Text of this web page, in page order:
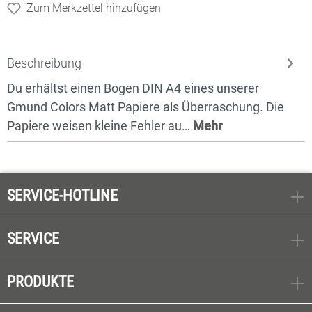
Zum Merkzettel hinzufügen
Beschreibung
Du erhältst einen Bogen DIN A4 eines unserer
Gmund Colors Matt Papiere als Überraschung. Die
Papiere weisen kleine Fehler au… Mehr
SERVICE-HOTLINE
SERVICE
PRODUKTE